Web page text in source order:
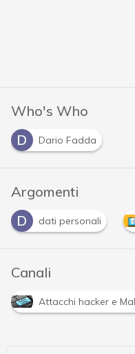
Who's Who
D
Dario Fadda
Argomenti
D dati personali
Canali
Attacchi hacker e